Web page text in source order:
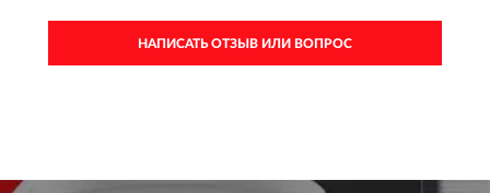
НАПИСАТЬ ОТЗЫВ ИЛИ ВОПРОС